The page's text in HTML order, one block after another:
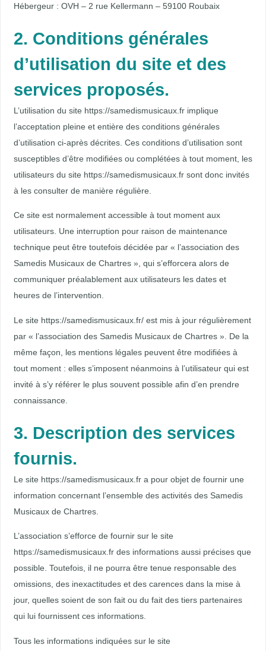
Hébergeur : OVH – 2 rue Kellermann – 59100 Roubaix
2. Conditions générales
d’utilisation du site et des
services proposés.
L’utilisation du site https://samedismusicaux.fr implique
l’acceptation pleine et entière des conditions générales
d’utilisation ci-après décrites. Ces conditions d’utilisation sont
susceptibles d’être modifiées ou complétées à tout moment, les
utilisateurs du site https://samedismusicaux.fr sont donc invités
à les consulter de manière régulière.
Ce site est normalement accessible à tout moment aux
utilisateurs. Une interruption pour raison de maintenance
technique peut être toutefois décidée par « l’association des
Samedis Musicaux de Chartres », qui s’efforcera alors de
communiquer préalablement aux utilisateurs les dates et
heures de l’intervention.
Le site https://samedismusicaux.fr/ est mis à jour régulièrement
par « l’association des Samedis Musicaux de Chartres ». De la
même façon, les mentions légales peuvent être modifiées à
tout moment : elles s’imposent néanmoins à l’utilisateur qui est
invité à s’y référer le plus souvent possible afin d’en prendre
connaissance.
3. Description des services
fournis.
Le site https://samedismusicaux.fr a pour objet de fournir une
information concernant l’ensemble des activités des Samedis
Musicaux de Chartres.
L’association s’efforce de fournir sur le site
https://samedismusicaux.fr des informations aussi précises que
possible. Toutefois, il ne pourra être tenue responsable des
omissions, des inexactitudes et des carences dans la mise à
jour, quelles soient de son fait ou du fait des tiers partenaires
qui lui fournissent ces informations.
Tous les informations indiquées sur le site